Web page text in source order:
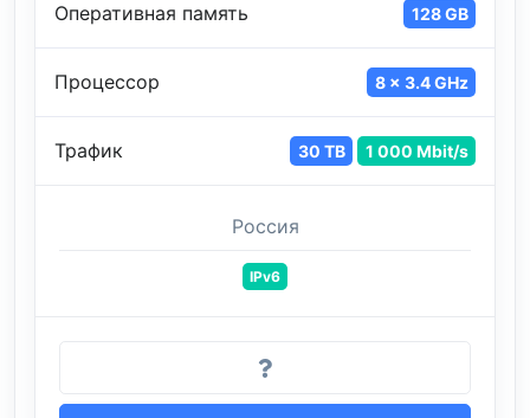
Оперативная память 128 GB
Процессор 8 x 3.4 GHz
Трафик 30 TB 1 000 Mbit/s
Россия
IPv6